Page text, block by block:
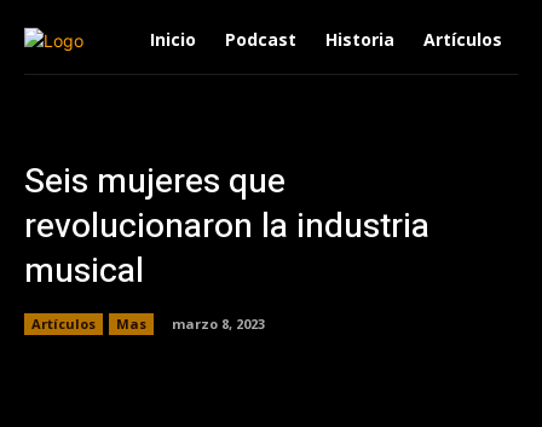
Inicio Podcast Historia Artículos
Seis mujeres que
revolucionaron la industria
musical
Artículos Mas marzo 8, 2023